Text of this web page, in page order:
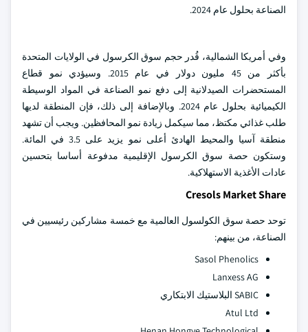
الصناعة بحلول عام 2024.
وفي أمريكا الشمالية، قُدر حجم سوق الكرسول في الولايات المتحدة
بأكثر من 45 مليون دولار في عام 2015. وسيؤدي نمو قطاع
المستحضرات الصيدلانية إلى دفع نمو الصناعة في المواد الوسيطة
الكيميائية بحلول عام 2024. وبالإضافة إلى ذلك، فإن المنطقة لديها
طلب غذائي مكتظ، مما سيكمل زيادة نمو المحافظين. ويجب أن تشهد
منطقة آسيا والمحيط الهادئ أعلى نمو يزيد على 3.5 في المائة.
وستكون حصة سوق الكرسول الإقليمية مدفوعة أساسا بتحسين
عادات الأغذية الاستهلاكية.
Cresols Market Share
توحد حصة سوق الكولسول العالمية مع خمسة مشاركين رئيسيين في
الصناعة، من بينهم:
Sasol Phenolics
Lanxess AG
SABIC البلاستيك الابتكاري
Atul Ltd